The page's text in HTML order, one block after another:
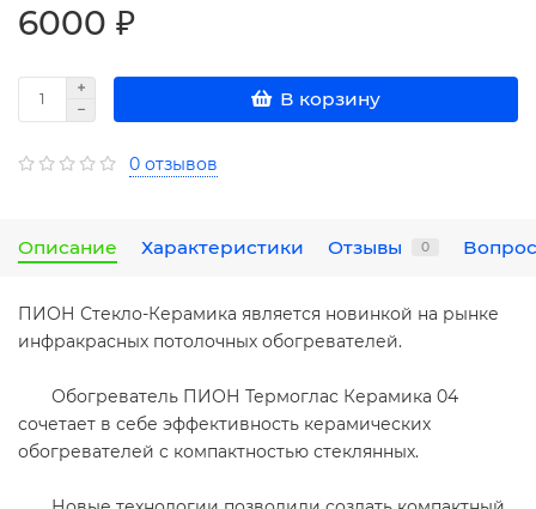
6000 ₽
В корзину
0 отзывов
Описание Характеристики Отзывы 0
ПИОН Стекло-Керамика является новинкой на рынке
инфракрасных потолочных обогревателей.
Обогреватель ПИОН Термоглас Керамика 04
сочетает в себе эффективность керамических
обогревателей с компактностью стеклянных.